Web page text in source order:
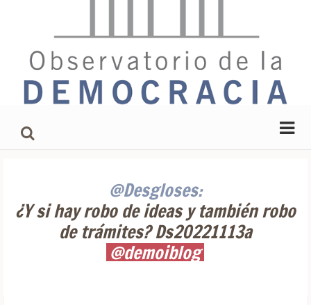
@Desgloses:
¿Y si hay robo de ideas y también robo
de trámites? Ds20221113a
@demoiblog